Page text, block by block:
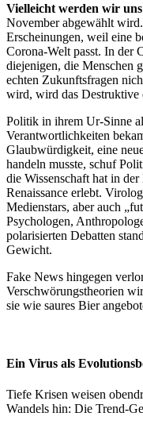
Vielleicht werden wir
November abgewählt
Erscheinungen, weil eine
Corona-Welt passt. In der
diejenigen, die Menschen
echten Zukunftsfragen
wird, wird das Destruktive
Politik in ihrem Ur-Sinne
Verantwortlichkeiten
Glaubwürdigkeit, eine
handeln musste, schuf
die Wissenschaft hat in
Renaissance erlebt.
Medienstars, aber auch
Psychologen,
polarisierten Debatten
Gewicht.
Fake News hingegen
Verschwörungstheorien
sie wie saures Bier
Ein Virus als
Tiefe Krisen weisen
Wandels hin: Die Trend-